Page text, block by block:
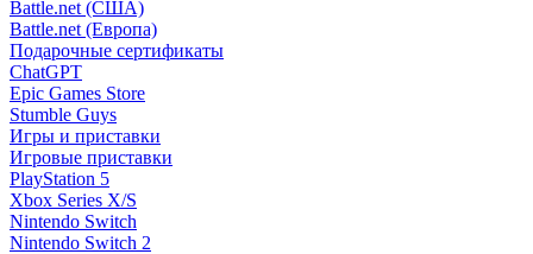
Battle.net (США)
Battle.net (Европа)
Подарочные сертификаты
ChatGPT
Epic Games Store
Stumble Guys
Игры и приставки
Игровые приставки
PlayStation 5
Xbox Series X/S
Nintendo Switch
Nintendo Switch 2